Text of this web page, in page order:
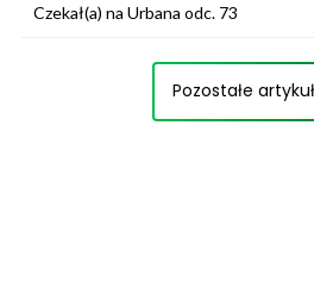
Czekał(a) na Urbana odc. 73
Pozostałe